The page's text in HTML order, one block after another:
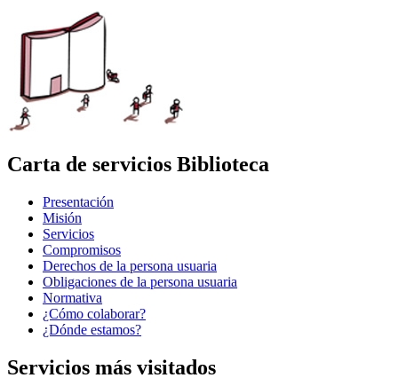
Carta de servicios Biblioteca
Presentación
Misión
Servicios
Compromisos
Derechos de la persona usuaria
Obligaciones de la persona usuaria
Normativa
¿Cómo colaborar?
¿Dónde estamos?
Servicios más visitados